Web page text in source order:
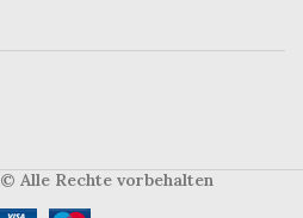
© Alle Rechte vorbehalten